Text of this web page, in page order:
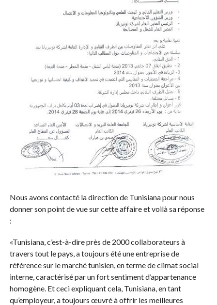
Nous avons contacté la direction de Tunisiana pour nous
donner son point de vue sur cette affaire et voilà sa réponse
:
«Tunisiana, c’est-à-dire près de 2000 collaborateurs à
travers tout le pays, a toujours été une entreprise de
référence sur le marché tunisien, en terme de climat social
interne, caractérisé par un fort sentiment d’appartenance
homogène. Et ceci expliquant cela, Tunisiana, en tant
qu’employeur, a toujours œuvré à offrir les meilleures